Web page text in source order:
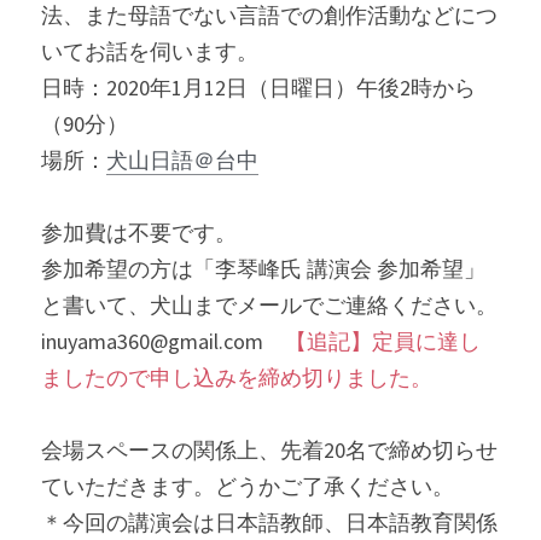
法、また母語でない言語での創作活動などにつ
いてお話を伺います。
日時：2020年1月12日（日曜日）午後2時から
（90分）
場所： 犬山日語＠台中
参加費は不要です。
参加希望の方は「李琴峰氏 講演会 参加希望」
と書いて、犬山までメールでご連絡ください。
inuyama360@gmail.com
【追記】定員に達し
ましたので申し込みを締め切りました。
会場スペースの関係上、先着20名で締め切らせ
ていただきます。どうかご了承ください。
＊今回の講演会は日本語教師、日本語教育関係